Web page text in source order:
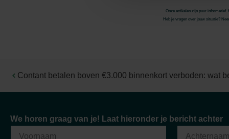
Onze artikelen zijn puur informatief.
Heb je vragen over jouw situatie?
Contant betalen boven €3.000 binnenkort verboden: wat
We horen graag van je! Laat hieronder je bericht achter
"Sinds ik klant ben bij Van Berkel Accountants,
de hoogte zijn als ik dat wil. Ik ervaar een zeer